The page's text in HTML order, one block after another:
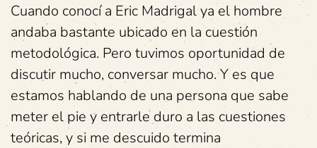
Cuando conocí a Eric Madrigal ya el hombre
andaba bastante ubicado en la cuestión
metodológica. Pero tuvimos oportunidad de
discutir mucho, conversar mucho. Y es que
estamos hablando de una persona que sabe
meter el pie y entrarle duro a las cuestiones
teóricas, y si me descuido termina